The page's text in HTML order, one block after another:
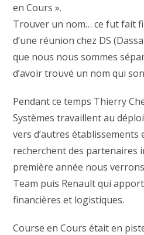
en Cours ».
Trouver un nom… ce fut fait
d’une réunion chez DS
que nous nous sommes
d’avoir trouvé un nom qui
Pendant ce temps Thierry
Systèmes travaillent au
vers d’autres établissements
recherchent des partenaires
première année nous
Team puis Renault qui
financières et logistiques.
Course en Cours était en